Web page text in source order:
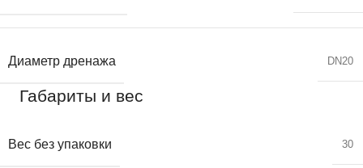
Диаметр дренажа DN20
Габариты и вес
Вес без упаковки 30